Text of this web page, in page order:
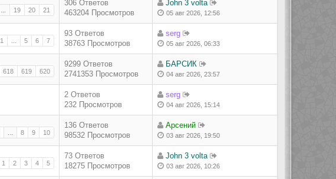
19 20 21
306 Ответов
463204 Просмотров
John 3 volta
05 авг 2026, 12:56
1 5 6 7
93 Ответов
38763 Просмотров
serg
05 авг 2026, 06:33
618 619 620
9299 Ответов
2741353 Просмотров
БАРСИК
04 авг 2026, 23:57
2 Ответов
232 Просмотров
serg
04 авг 2026, 15:14
8 9 10
136 Ответов
98532 Просмотров
Арсений
03 авг 2026, 19:50
1 2 3 4 5
73 Ответов
18275 Просмотров
John 3 volta
03 авг 2026, 10:26